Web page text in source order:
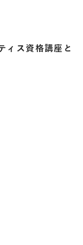
ィス資格講座と